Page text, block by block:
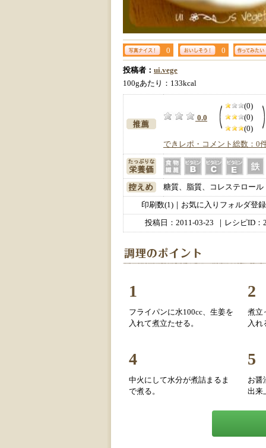
0 0
投稿者： ui.vege
100gあたり：133kcal
0.0
(0)
(0)
(0)
できレポ・コメント総数：0
糖質、脂質、コレステロール
印刷数(1)｜お気に入りフォルダ登
投稿日： 2011-03-23 ｜レシピID：
1
フライパンに水100cc、生姜を
入れて煮立たせる。
2
煮立
入れ
4
中火にして水分が煮詰まるま
で煮る。
5
お醤
出来